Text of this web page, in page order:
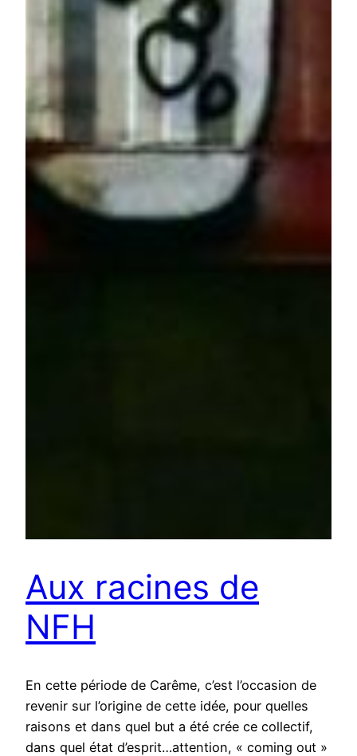
Aux racines de
NFH
En cette période de Carême, c’est l’occasion de
revenir sur l’origine de cette idée, pour quelles
raisons et dans quel but a été crée ce collectif,
dans quel état d’esprit…attention, « coming out »